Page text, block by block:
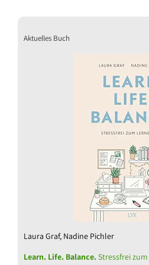
Aktuelles Buch
Laura Graf, Nadine Pichler
Learn. Life. Balance.Stressfrei